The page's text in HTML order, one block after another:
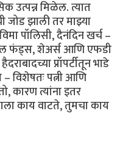
उत्पन्न मिळेल. त्यात
जोड झाली तर माझ्या
पॉलिसी, दैनंदिन खर्च –
फंड्स, शेअर्स आणि एफडी
प्रॉपर्टीतून भाडे
विशेषतः पत्नी आणि
कारण त्यांना इतर
काय वाटते, तुमचा काय